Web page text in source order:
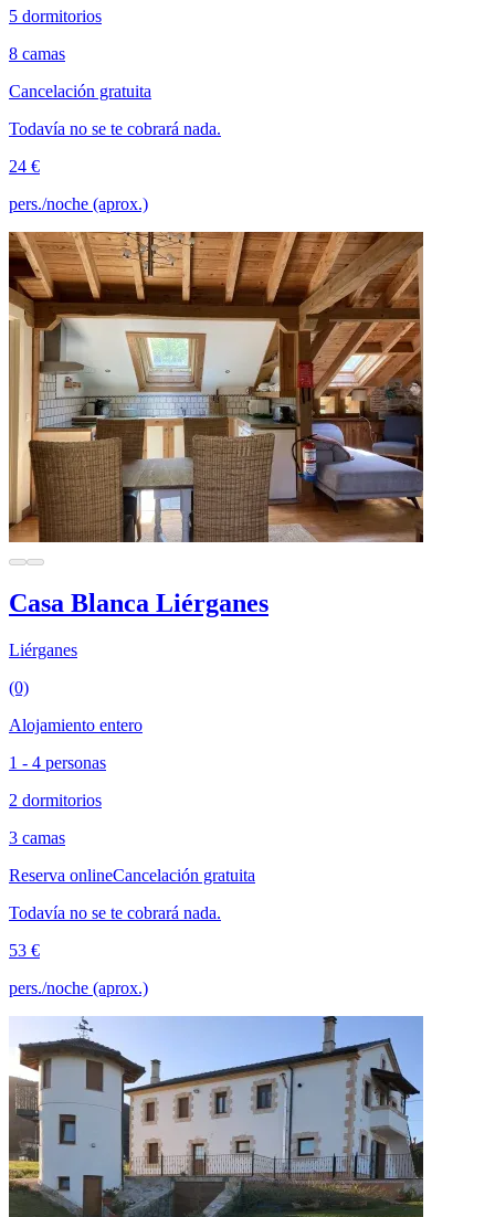
5 dormitorios
8 camas
Cancelación gratuita
Todavía no se te cobrará nada.
24 €
pers./noche (aprox.)
Casa Blanca Liérganes
Liérganes
(0)
Alojamiento entero
1 - 4 personas
2 dormitorios
3 camas
Reserva onlineCancelación gratuita
Todavía no se te cobrará nada.
53 €
pers./noche (aprox.)